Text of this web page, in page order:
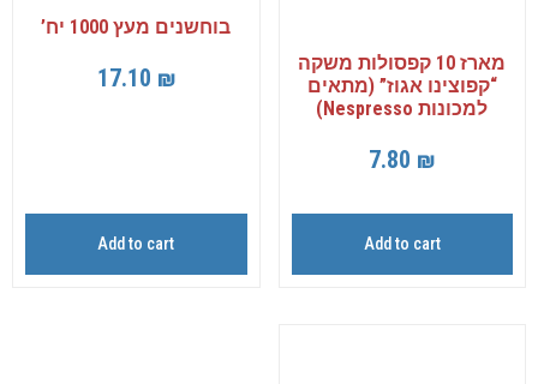
מארז 10 קפסולות משקה
“קפוצינו אגוז” (מתאים
למכונות Nespresso)
7.80 ₪
Add to cart
בוחשנים מעץ 1000 יח’
17.10 ₪
Add to cart